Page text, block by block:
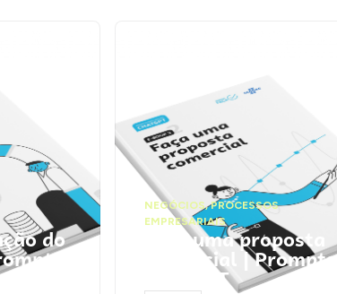
do
NEGÓCIOS,PROCESSOS
EMPRESARIAIS
Faça uma proposta
comercial | Prompts
ChatGPT